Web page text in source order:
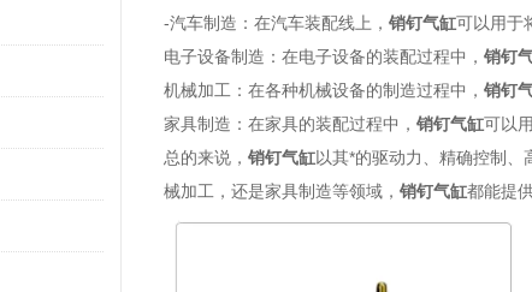
-汽车制造：在汽车装配线上， 销钉气缸可以用于
电子设备制造：在电子设备的装配过程中， 销钉
机械加工：在各种机械设备的制造过程中， 销钉
家具制造：在家具的装配过程中， 销钉气缸可以
总的来说， 销钉气缸以其*的驱动力、精确控制
械加工，还是家具制造等领域， 销钉气缸都能提